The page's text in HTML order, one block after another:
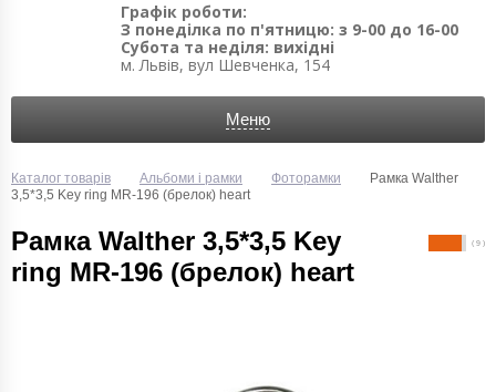
Графік роботи:
З понеділка по п'ятницю: з 9-00 до 16-00
Субота та неділя: вихідні
м. Львів, вул Шевченка, 154
Меню
Каталог товарів Альбоми і рамки Фоторамки
Рамка Walther
3,5*3,5 Key ring MR-196 (брелок) heart
Рамка Walther 3,5*3,5 Key
ring MR-196 (брелок) heart
( 9 )